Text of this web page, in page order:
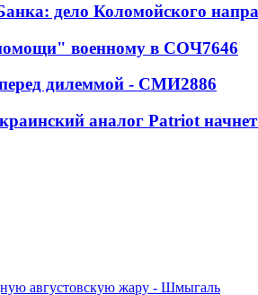
дело Коломойского
военному в СОЧ7646
дилеммой - СМИ2886
аналог Patriot